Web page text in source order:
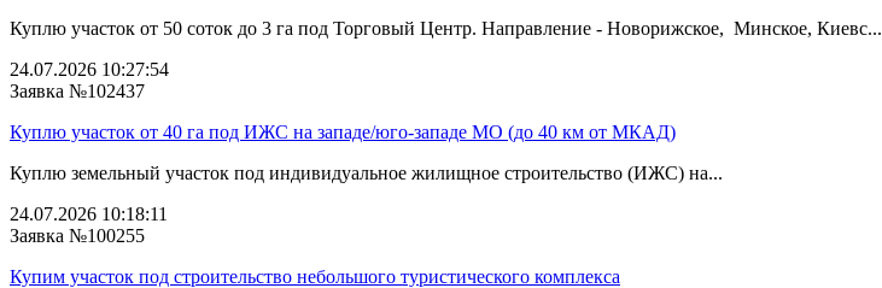
Куплю участок от 50 соток до 3 га под Торговый Центр. Направление - Новорижское, Минское, Киевс...
24.07.2026 10:27:54
Заявка №102437
Куплю участок от 40 га под ИЖС на западе/юго‑западе МО (до 40 км от МКАД)
Куплю земельный участок под индивидуальное жилищное строительство (ИЖС) на...
24.07.2026 10:18:11
Заявка №100255
Купим участок под строительство небольшого туристического комплекса